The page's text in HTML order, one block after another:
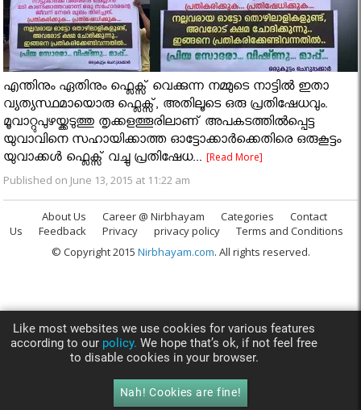
എന്തിനും ഏതിനും ഫ്ലെക്സ് വെക്കുന്ന നമ്മുടെ നാട്ടിൽ ഇതാ
വ്യത്യസ്ഥമായൊരു ഫ്ലെക്സ്, അതിലൂടെ ഒരു പ്രതിഷേധവും.
മൂവാറ്റുപുഴയ്ക്കടുത്തു തൃക്കളത്തൂരിലാണ് അപകടത്തിൽപ്പെട്ട
യുവാവിനെ സഹായിക്കാത്ത ഓട്ടോക്കാർക്കെതിരെ ഒരുകൂട്ടം
യുവാക്കൾ ഫ്ലെക്സ് വച്ചു പ്രതിഷേധ...[Read More]
Published on June 13, 2015 at 11:22 am
About Us Career @ Nirbhayam Categories
Contact
Us
Feedback Privacy privacy policy
Terms and Conditions
© Copyright 2015 Nirbhayam.com. All rights reserved.
Like most websites we use cookies for various features
according to our policy. We hope that’s ok, if not feel free
to disable cookies in your browser.
Nah! Cookies are fine!